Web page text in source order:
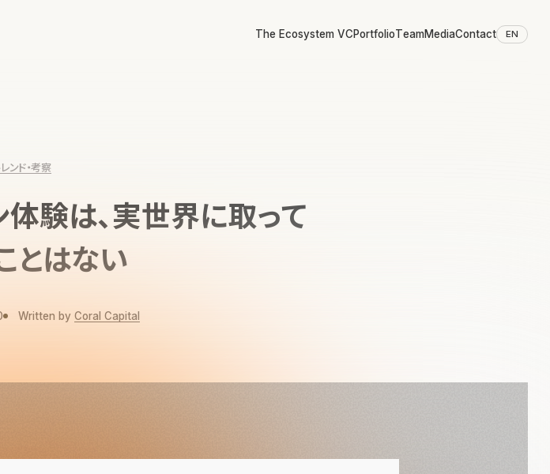
The Ecosystem VCPortfolioTeamMediaContact EN
ンド・考察
験は、実世界に取って
とはない
Written byCoral Capital